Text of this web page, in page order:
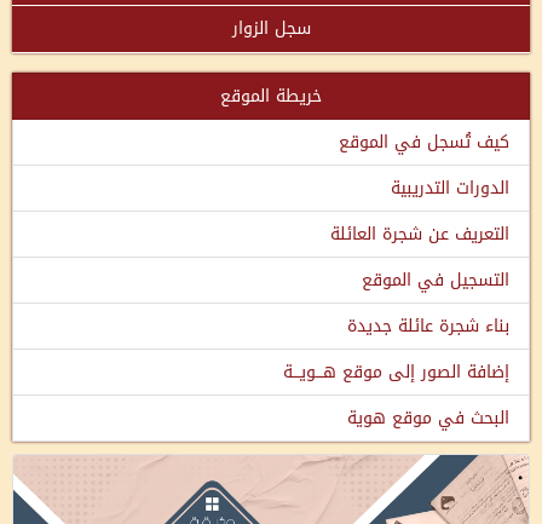
سجل الزوار
خريطة الموقع
كيف تُسجل في الموقع
الدورات التدريبية
التعريف عن شجرة العائلة
التسجيل في الموقع
بناء شجرة عائلة جديدة
إضافة الصور إلى موقع هـــويـــة
البحث في موقع هوية